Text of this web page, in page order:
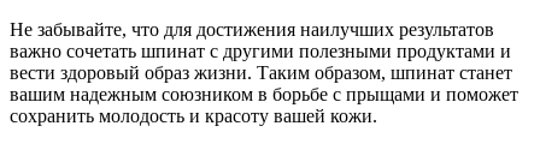
Не забывайте, что для достижения наилучших результатов
важно сочетать шпинат с другими полезными продуктами и
вести здоровый образ жизни. Таким образом, шпинат станет
вашим надежным союзником в борьбе с прыщами и поможет
сохранить молодость и красоту вашей кожи.